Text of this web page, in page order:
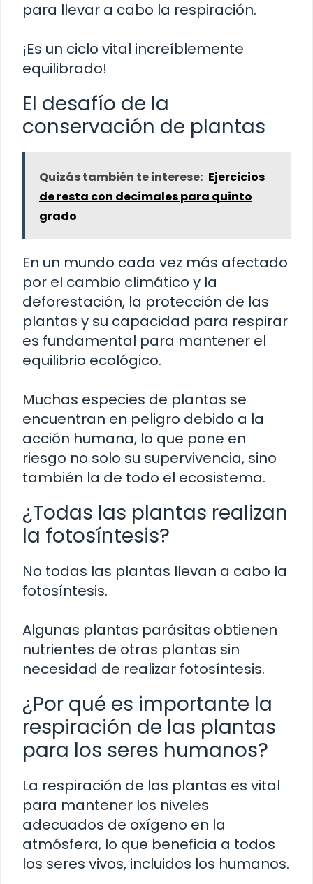
para llevar a cabo la respiración.
¡Es un ciclo vital increíblemente
equilibrado!
El desafío de la
conservación de plantas
Quizás también te interese: Ejercicios
de resta con decimales para quinto
grado
En un mundo cada vez más afectado
por el cambio climático y la
deforestación, la protección de las
plantas y su capacidad para respirar
es fundamental para mantener el
equilibrio ecológico.
Muchas especies de plantas se
encuentran en peligro debido a la
acción humana, lo que pone en
riesgo no solo su supervivencia, sino
también la de todo el ecosistema.
¿Todas las plantas realizan
la fotosíntesis?
No todas las plantas llevan a cabo la
fotosíntesis.
Algunas plantas parásitas obtienen
nutrientes de otras plantas sin
necesidad de realizar fotosíntesis.
¿Por qué es importante la
respiración de las plantas
para los seres humanos?
La respiración de las plantas es vital
para mantener los niveles
adecuados de oxígeno en la
atmósfera, lo que beneficia a todos
los seres vivos, incluidos los humanos.